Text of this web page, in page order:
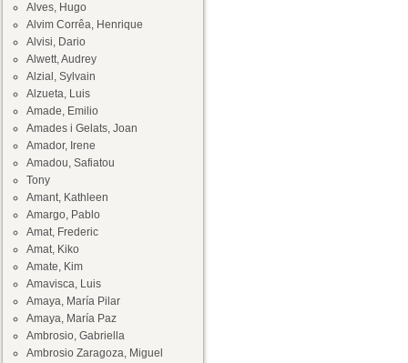
Alves, Hugo
Alvim Corrêa, Henrique
Alvisi, Dario
Alwett, Audrey
Alzial, Sylvain
Alzueta, Luis
Amade, Emilio
Amades i Gelats, Joan
Amador, Irene
Amadou, Safiatou
Tony
Amant, Kathleen
Amargo, Pablo
Amat, Frederic
Amat, Kiko
Amate, Kim
Amavisca, Luis
Amaya, María Pilar
Amaya, María Paz
Ambrosio, Gabriella
Ambrosio Zaragoza, Miguel